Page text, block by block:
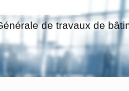
de travaux de